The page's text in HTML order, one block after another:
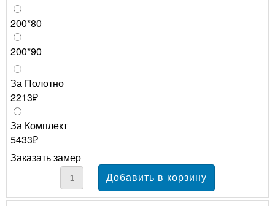
200*80
200*90
За Полотно
2213₽
За Комплект
5433₽
Заказать замер